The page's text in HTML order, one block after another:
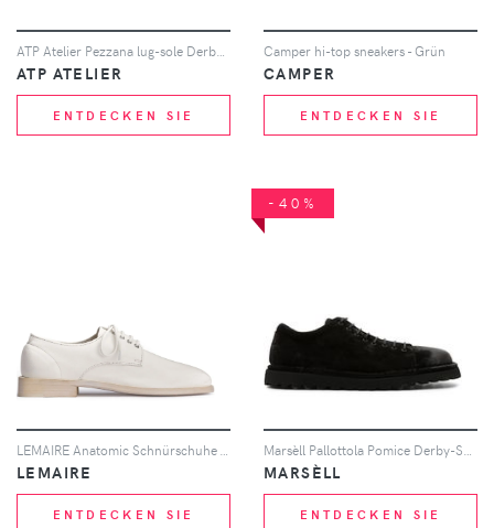
ATP ATELIER
ENTDECKEN SIE
Camper hi-top sneakers - Grün
CAMPER
ENTDECKEN SIE
LEMAIRE
ENTDECKEN SIE
-40%
MARSÈLL
ENTDECKEN SIE